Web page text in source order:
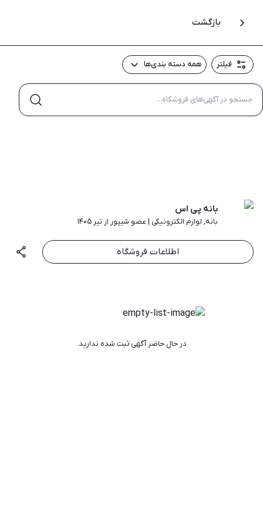
بازگشت
فیلتر همه دسته بندی‌ها
بانه پی اس
بانه, لوازم الکترونیکی | عضو شیپور از تیر ۱۴۰۵
اطلاعات فروشگاه
در حال حاضر آگهی ثبت شده ندارید.